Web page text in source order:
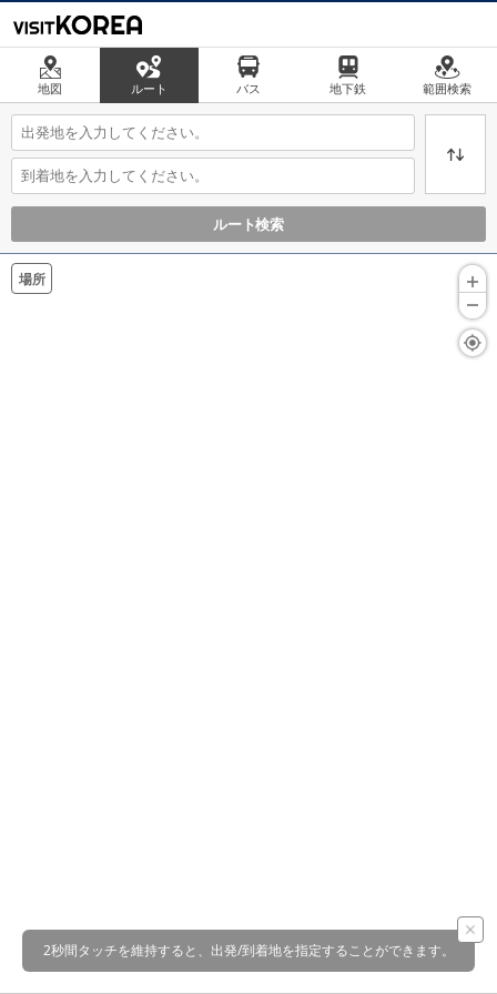
地図 ルート バス 地下鉄 範囲検索
ルート検索
場所
2秒間タッチを維持すると、出発/到着地を指定することができます。